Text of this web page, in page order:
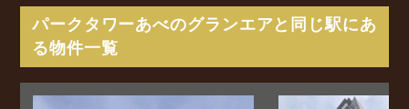
パークタワーあべのグランエアと同じ駅にあ
る物件一覧